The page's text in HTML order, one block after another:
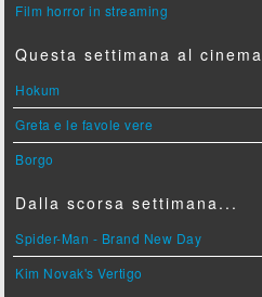
Film horror in streaming
Questa settimana al cinema
Hokum
Greta e le favole vere
Borgo
Dalla scorsa settimana...
Spider-Man - Brand New Day
Kim Novak's Vertigo